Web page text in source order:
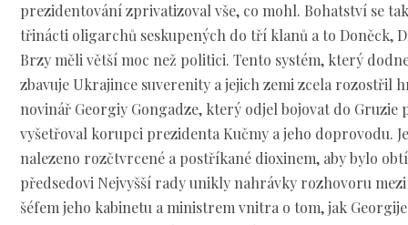
prezidentování zprivatizoval vše, co mohl. Bohatství se
třinácti oligarchů seskupených do tří klanů a to Doněck,
Brzy měli větší moc než politici. Tento systém, který
zbavuje Ukrajince suverenity a jejich zemi zcela rozostřil
novinář Georgiy Gongadze, který odjel bojovat do
vyšetřoval korupci prezidenta Kučmy a jeho doprovodu.
nalezeno rozčtvrcené a postříkané dioxinem, aby bylo
předsedovi Nejvyšší rady unikly nahrávky rozhovoru
šéfem jeho kabinetu a ministrem vnitra o tom, jak